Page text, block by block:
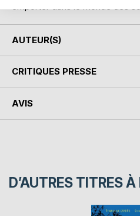
AUTEUR(S)
CRITIQUES PRESSE
AVIS
D’AUTRES TITRES